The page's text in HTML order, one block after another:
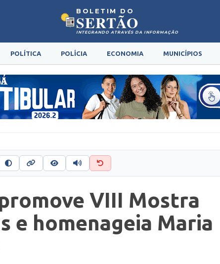
BOLETIM DO
SERTÃO
INTEGRANDO ATRAVÉS DA INFORMAÇÃO
POLÍTICA POLÍCIA ECONOMIA MUNICÍPIOS
VIII Mostra
e homenageia Maria